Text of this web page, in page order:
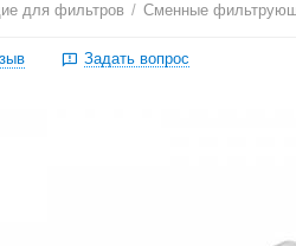
для фильтров / Сменные
Задать вопрос